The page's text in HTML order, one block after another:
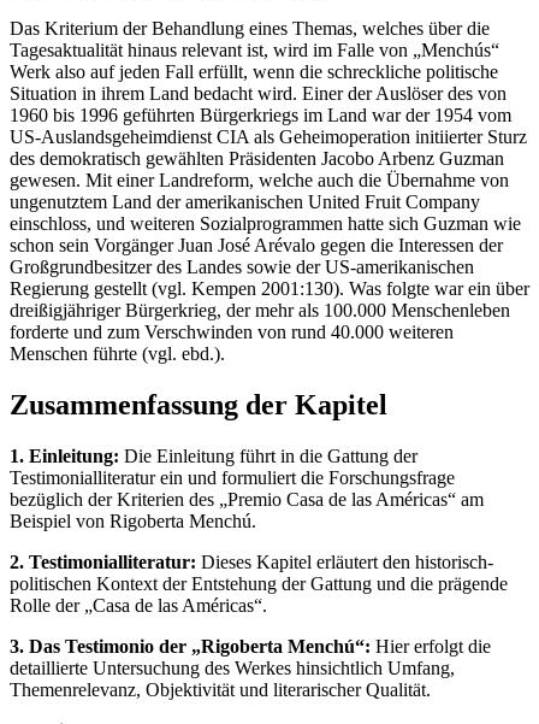
Das Kriterium der Behandlung eines Themas, welches über die
Tagesaktualität hinaus relevant ist, wird im Falle von „Menchús“
Werk also auf jeden Fall erfüllt, wenn die schreckliche politische
Situation in ihrem Land bedacht wird. Einer der Auslöser des von
1960 bis 1996 geführten Bürgerkriegs im Land war der 1954 vom
US-Auslandsgeheimdienst CIA als Geheimoperation initiierter Sturz
des demokratisch gewählten Präsidenten Jacobo Arbenz Guzman
gewesen. Mit einer Landreform, welche auch die Übernahme von
ungenutztem Land der amerikanischen United Fruit Company
einschloss, und weiteren Sozialprogrammen hatte sich Guzman wie
schon sein Vorgänger Juan José Arévalo gegen die Interessen der
Großgrundbesitzer des Landes sowie der US-amerikanischen
Regierung gestellt (vgl. Kempen 2001:130). Was folgte war ein über
dreißigjähriger Bürgerkrieg, der mehr als 100.000 Menschenleben
forderte und zum Verschwinden von rund 40.000 weiteren
Menschen führte (vgl. ebd.).
Zusammenfassung der Kapitel
1. Einleitung: Die Einleitung führt in die Gattung der
Testimonialliteratur ein und formuliert die Forschungsfrage
bezüglich der Kriterien des „Premio Casa de las Américas“ am
Beispiel von Rigoberta Menchú.
2. Testimonialliteratur: Dieses Kapitel erläutert den historisch-
politischen Kontext der Entstehung der Gattung und die prägende
Rolle der „Casa de las Américas“.
3. Das Testimonio der „Rigoberta Menchú“: Hier erfolgt die
detaillierte Untersuchung des Werkes hinsichtlich Umfang,
Themenrelevanz, Objektivität und literarischer Qualität.